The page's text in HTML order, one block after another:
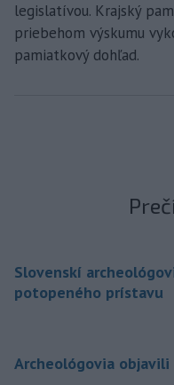
legislatívou. Krajský
priebehom výskumu
pamiatkový dohľad.
Slovenskí
potopeného prístavu
Archeológovia